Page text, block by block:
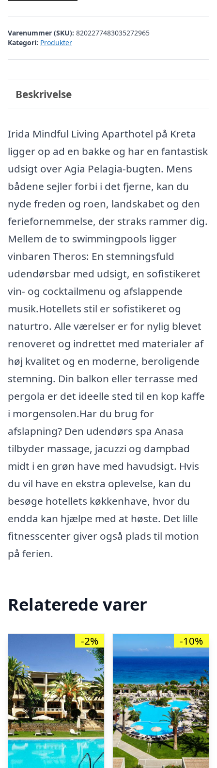
Varenummer (SKU): 8202277483035272965
Kategori: Produkter
Beskrivelse
Irida Mindful Living Aparthotel på Kreta
ligger op ad en bakke og har en fantastisk
udsigt over Agia Pelagia-bugten. Mens
bådene sejler forbi i det fjerne, kan du
nyde freden og roen, landskabet og den
feriefornemmelse, der straks rammer dig.
Mellem de to swimmingpools ligger
vinbaren Theros: En stemningsfuld
udendørsbar med udsigt, en sofistikeret
vin- og cocktailmenu og afslappende
musik.Hotellets stil er sofistikeret og
naturtro. Alle værelser er for nylig blevet
renoveret og indrettet med materialer af
høj kvalitet og en moderne, beroligende
stemning. Din balkon eller terrasse med
pergola er det ideelle sted til en kop kaffe
i morgensolen.Har du brug for
afslapning? Den udendørs spa Anasa
tilbyder massage, jacuzzi og dampbad
midt i en grøn have med havudsigt. Hvis
du vil have en ekstra oplevelse, kan du
besøge hotellets køkkenhave, hvor du
endda kan hjælpe med at høste. Det lille
fitnesscenter giver også plads til motion
på ferien.
Relaterede varer
-2% -10%